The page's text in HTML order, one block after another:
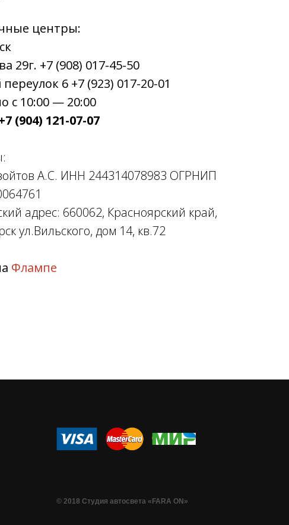
центры:
29г. +7 (908) 017-45-50
6 +7 (923) 017-20-01
с 10:00 — 20:00
(904) 121-07-07
А.С. ИНН 244314078983 ОГРНИП
адрес: 660062, Красноярский край,
ул.Вильского, дом 14, кв.72
Флампе
© 2018 Студия автосвета «FARA ON»